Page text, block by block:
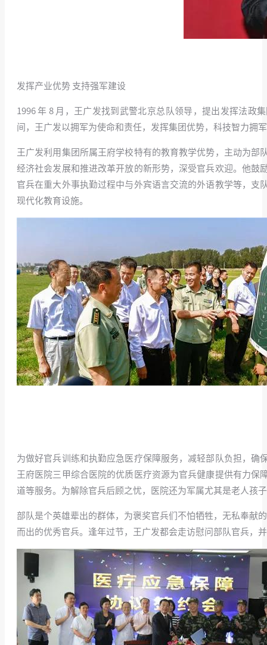
发挥产业优势 支持强军建设
1996 年 8 月，王广发找到武警北京总队领导，提出发挥法政
间，王广发以拥军为使命和责任，发挥集团优势，科技智力拥
王广发利用集团所属王府学校特有的教育教学优势，主动为
经济社会发展和推进改革开放的新形势，深受官兵欢迎。他
官兵在重大外事执勤过程中与外宾语言交流的外语教学等，支
现代化教育设施。
为做好官兵训练和执勤应急医疗保障服务，减轻部队负担，
王府医院三甲综合医院的优质医疗资源为官兵健康提供有力
道等服务。为解除官兵后顾之忧，医院还为军属尤其是老人孩
部队是个英雄辈出的群体，为褒奖官兵们不怕牺牲，无私奉献
而出的优秀官兵。逢年过节，王广发都会走访慰问部队官兵，